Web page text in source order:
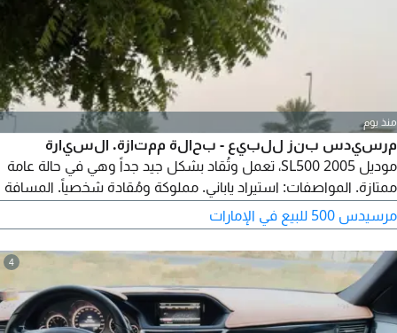
منذ يوم
مرسيدس بنز للبيع - بحالة ممتازة. السيارة
موديل 2005 SL500، تعمل وتُقاد بشكل جيد جداً وهي في حالة عامة
ممتازة. المواصفات: استيراد ياباني. مملوكة ومُقادة شخصياً. المسافة
سرعات. مصقولة احترافياً بطبقة نانو سيراميك. البنود التي تحتاج إلى
عناية: البطارية الأمامية بحاجة إلى استبدال، والتعليق الخلفي.
مرسيدس 500 للبيع في الإمارات
4